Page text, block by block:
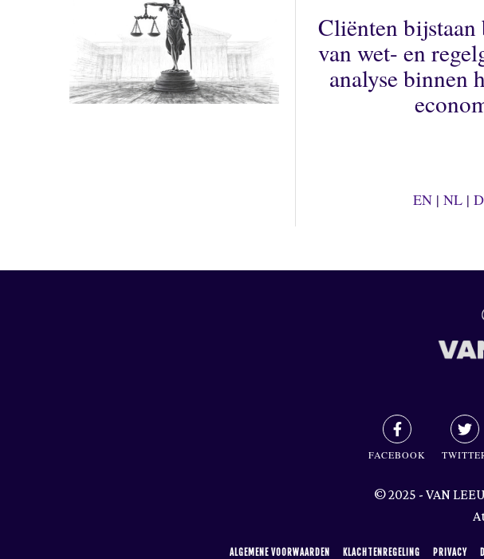
Cliënten
van wet- en
analyse binnen
EN| NL|
FACEBOOK
© 2025 - VAN
ALGEMENE VOORWAARDEN KLACHTENREGELING PRIVACY